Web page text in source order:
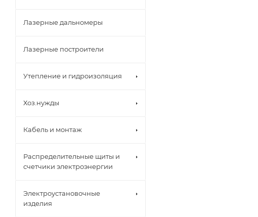
Лазерные дальномеры
Лазерные построители
Утепление и гидроизоляция
Хоз.нужды
Кабель и монтаж
Распределительные щиты и
счетчики электроэнергии
Электроустановочные
изделия